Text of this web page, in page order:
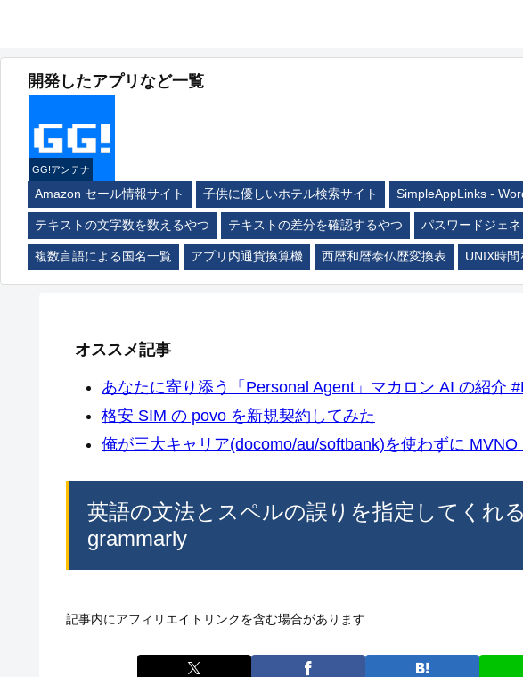
開発したアプリなど一覧
GG!アンテナ
Amazon セール情報サイト 子供に優しいホテル検索サイト SimpleAppLinks -
テキストの文字数を数えるやつ テキストの差分を確認するやつ パスワードジェ
複数言語による国名一覧 アプリ内通貨換算機 西暦和暦泰仏歴変換表 UNIX時
オススメ記事
あなたに寄り添う「Personal Agent」マカロン AI の紹介
格安 SIM の povo を新規契約してみた
俺が三大キャリア(docomo/au/softbank)を使わずに MVNO
英語の文法とスペルの誤りを指定してくれ
grammarly
記事内にアフィリエイトリンクを含む場合があります